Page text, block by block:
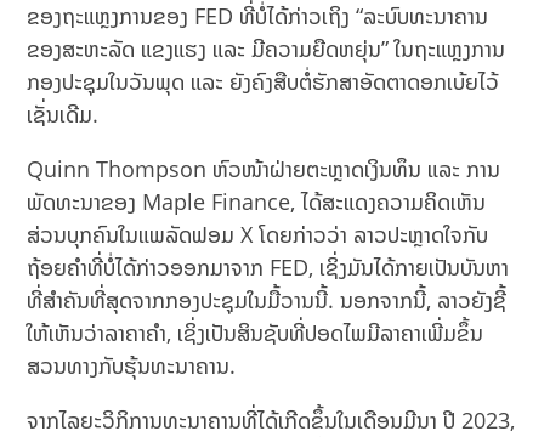
ຂອງຖະແຫຼງການຂອງ FED ທີ່ບໍ່ໄດ້ກ່າວເຖິງ “ລະບົບທະນາຄານ
ຂອງສະຫະລັດ ແຂງແຮງ ແລະ ມີຄວາມຍືດຫຍຸ່ນ” ໃນຖະແຫຼງການ
ກອງປະຊຸມໃນວັນພຸດ ແລະ ຍັງຄົງສືບຕໍ່ຮັກສາອັດຕາດອກເບ້ຍໄວ້
ເຊັ່ນເດີມ.
Quinn Thompson ຫົວໜ້າຝ່າຍຕະຫຼາດເງິນທຶນ ແລະ ການ
ພັດທະນາຂອງ Maple Finance, ໄດ້ສະແດງຄວາມຄິດເຫັນ
ສ່ວນບຸກຄົນໃນແພລັດຟອມ X ໂດຍກ່າວວ່າ ລາວປະຫຼາດໃຈກັບ
ຖ້ອຍຄຳທີ່ບໍ່ໄດ້ກ່າວອອກມາຈາກ FED, ເຊິ່ງມັນໄດ້ກາຍເປັນບັນຫາ
ທີ່ສໍາຄັນທີ່ສຸດຈາກກອງປະຊຸມໃນມື້ວານນີ້. ນອກຈາກນີ້, ລາວຍັງຊີ້
ໃຫ້ເຫັນວ່າລາຄາຄໍາ, ເຊິ່ງເປັນສິນຊັບທີ່ປອດໄພມີລາຄາເພີ່ມຂຶ້ນ
ສວນທາງກັບຮຸ້ນທະນາຄານ.
ຈາກໄລຍະວິກິການທະນາຄານທີ່ໄດ້ເກີດຂຶ້ນໃນເດືອນມີນາ ປີ 2023,